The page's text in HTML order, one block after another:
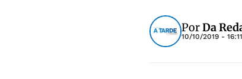
PorDa
10/10/2019 -